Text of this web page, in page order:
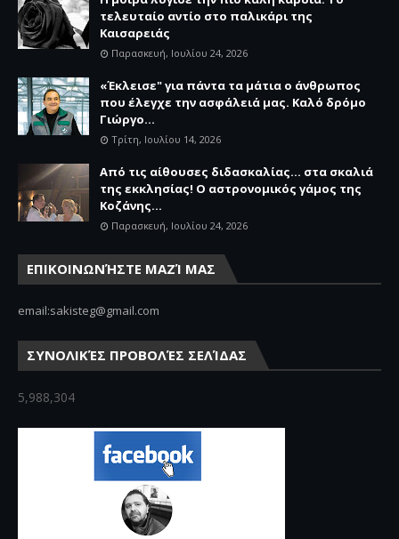
τελευταίο αντίο στο παλικάρι της
Καισαρειάς
Παρασκευή, Ιουλίου 24, 2026
«Έκλεισε" για πάντα τα μάτια ο άνθρωπος
που έλεγχε την ασφάλειά μας. Καλό δρόμο
Γιώργο...
Τρίτη, Ιουλίου 14, 2026
Από τις αίθουσες διδασκαλίας… στα σκαλιά
της εκκλησίας! Ο αστρονομικός γάμος της
Κοζάνης...
Παρασκευή, Ιουλίου 24, 2026
ΕΠΙΚΟΙΝΩΝΉΣΤΕ ΜΑΖΊ ΜΑΣ
email:sakisteg@gmail.com
ΣΥΝΟΛΙΚΈΣ ΠΡΟΒΟΛΈΣ ΣΕΛΊΔΑΣ
5,988,304